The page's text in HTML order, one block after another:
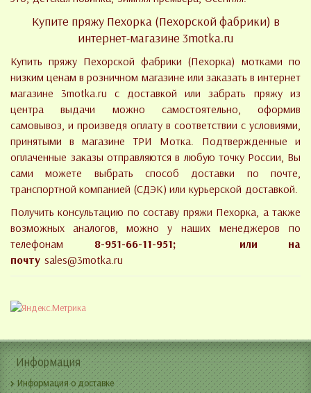
Купите пряжу Пехорка (Пехорской фабрики) в
интернет-магазине 3motka.ru
Купить пряжу Пехорской фабрики (Пехорка) мотками по
низким ценам в розничном магазине или заказать в интернет
магазине 3motka.ru с доставкой или забрать пряжу из
центра выдачи можно самостоятельно, оформив
самовывоз, и произведя оплату в соответствии с условиями,
принятыми в магазине ТРИ Мотка. Подтвержденные и
оплаченные заказы отправляются в любую точку России, Вы
сами можете выбрать способ доставки по почте,
транспортной компанией (СДЭК) или курьерской доставкой.
Получить консультацию по составу пряжи Пехорка, а также
возможных аналогов, можно у наших менеджеров по
телефонам 8-951-66-11-951; или на
почту sales@3motka.ru
Информация
Информация о доставке